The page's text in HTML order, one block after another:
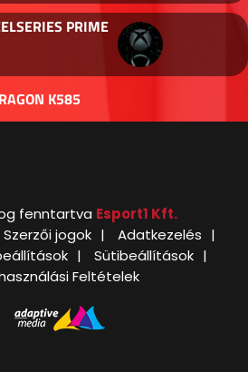
PRIME
K585
fenntartva Esport1 Kft.
Szerzői jogok
Adatkezelés
Sütibeállítások
Feltételek